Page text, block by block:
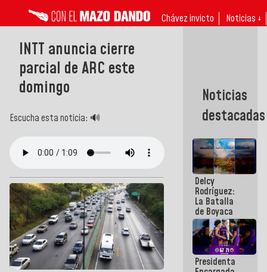
Chávez invicto Noticias ↓
INTT anuncia cierre
parcial de ARC este
domingo
Escucha esta noticia: 🔊
Noticias
destacadas
Delcy
Rodríguez:
La Batalla
de Boyaca
representa
un capítulo
decisivo en
la gesta
emancipadora
Presidenta